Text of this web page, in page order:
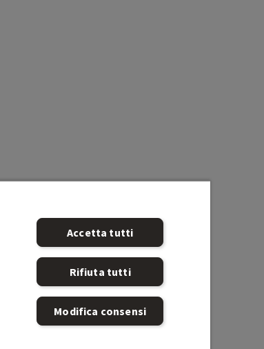
Accetta tutti
Rifiuta tutti
Modifica consensi